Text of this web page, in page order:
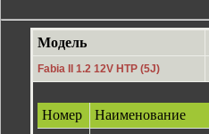
Модель
Fabia II 1.2 12V HTP (5J)
Номер Наименование